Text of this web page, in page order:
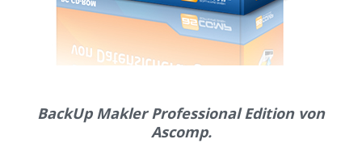
BackUp Makler Professional Edition von
Ascomp.